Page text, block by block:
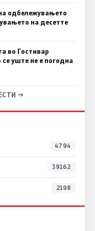
одбележувањето
на десетте
во Гостивар
се уште не е погодна
→
4794
39162
2198